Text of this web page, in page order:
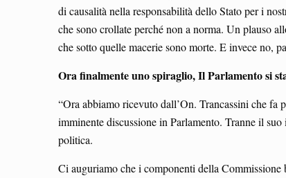
di causalità nella responsabilità dello Stato per i
che sono crollate perché non a norma. Un plauso
che sotto quelle macerie sono morte. E invece no,
Ora finalmente uno spiraglio, Il Parlamento si
“Ora abbiamo ricevuto dall’On. Trancassini che fa
imminente discussione in Parlamento. Tranne il
politica.
Ci auguriamo che i componenti della Commissione